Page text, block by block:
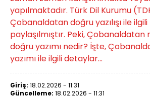
yapılmaktadır. Türk Dil Kurumu
Çobanaldatan doğru yazılışı ile
paylaşılmıştır. Peki, Çobanaldatan
doğru yazımı nedir? İşte,
yazımı ile ilgili detaylar...
Giriş: 18.02.2026 - 11:31
Güncelleme: 18.02.2026 - 11:31